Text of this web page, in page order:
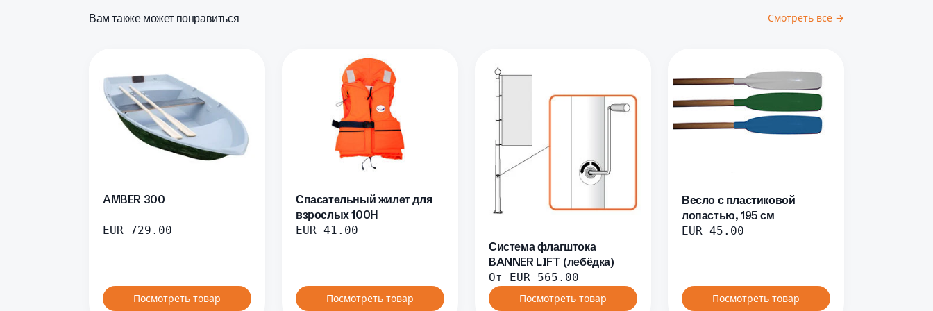
Вам также может понравиться Смотреть все →
AMBER 300
EUR 729.00
Посмотреть товар
Спасательный жилет для
взрослых 100Н
EUR 41.00
Посмотреть товар
Система флагштока
BANNER LIFT (лебёдка)
От EUR 565.00
Посмотреть товар
Весло с пластиковой
лопастью, 195 см
EUR 45.00
Посмотреть товар